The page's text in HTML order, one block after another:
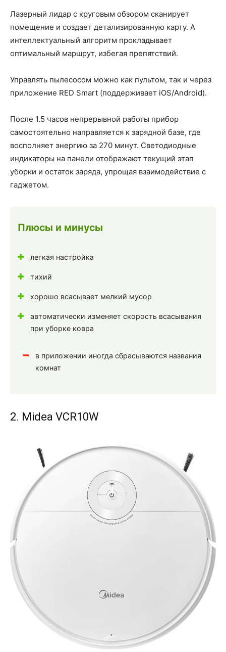
Лазерный лидар с круговым обзором сканирует
помещение и создает детализированную карту. А
интеллектуальный алгоритм прокладывает
оптимальный маршрут, избегая препятствий.
Управлять пылесосом можно как пультом, так и через
приложение RED Smart (поддерживает iOS/Android).
После 1.5 часов непрерывной работы прибор
самостоятельно направляется к зарядной базе, где
восполняет энергию за 270 минут. Светодиодные
индикаторы на панели отображают текущий этап
уборки и остаток заряда, упрощая взаимодействие с
гаджетом.
Плюсы и минусы
легкая настройка
тихий
хорошо всасывает мелкий мусор
автоматически изменяет скорость всасывания
при уборке ковра
в приложении иногда сбрасываются названия
комнат
2. Midea VCR10W